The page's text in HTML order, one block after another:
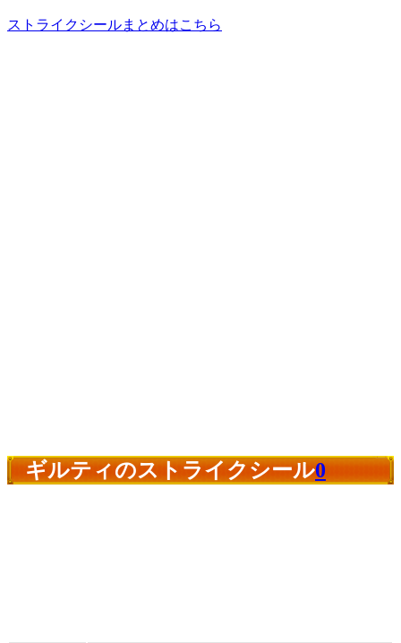
ストライクシールまとめはこちら
ギルティのストライクシール0